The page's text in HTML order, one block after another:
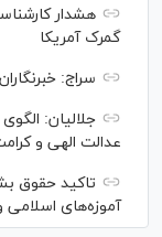
هشدار
گمرک آمریکا
سراج:
جلالیان:
عدالت الهی و
تاکید حقوق
آموزه‌های